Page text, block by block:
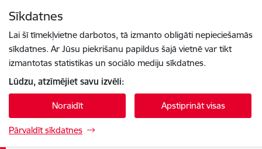
Sīkdatnes
Lai šī tīmekļvietne darbotos, tā izmanto obligāti nepieciešamās
sīkdatnes. Ar Jūsu piekrišanu papildus šajā vietnē var tikt
izmantotas statistikas un sociālo mediju sīkdatnes.
Lūdzu, atzīmējiet savu izvēli:
Noraidīt Apstiprināt visas
Pārvaldīt sīkdatnes